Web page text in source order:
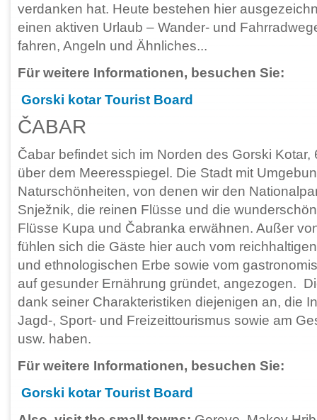
verdanken hat. Heute bestehen hier
einen aktiven Urlaub – Wander- und
fahren, Angeln und Ähnliches...
Für weitere Informationen, besuchen Sie:
Gorski kotar Tourist Board
ČABAR
Čabar befindet sich im Norden des Gorski Kotar,
über dem Meeresspiegel. Die Stadt mit
Naturschönheiten, von denen wir den
Snježnik, die reinen Flüsse und die
Flüsse Kupa und Čabranka erwähnen. Außer
fühlen sich die Gäste hier auch vom
und ethnologischen Erbe sowie vom
auf gesunder Ernährung gründet, angezogen.
dank seiner Charakteristiken diejenigen an, die
Jagd-, Sport- und Freizeittourismus sowie am
usw. haben.
Für weitere Informationen, besuchen Sie:
Gorski kotar Tourist Board